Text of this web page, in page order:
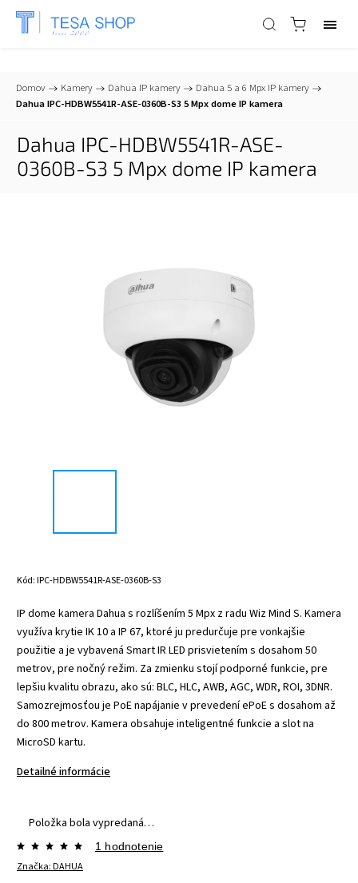
📞+421 903 553 805 info@tesa-systems.sk
Domov / Kamery / Dahua IP kamery / Dahua 5 a 6 Mpx IP kamery /
Dahua IPC-HDBW5541R-ASE-0360B-S3 5 Mpx dome IP kamera
Dahua IPC-HDBW5541R-ASE-
0360B-S3 5 Mpx dome IP kamera
Kód:IPC-HDBW5541R-ASE-0360B-S3
IP dome kamera Dahua s rozlíšením 5 Mpx z radu Wiz Mind S. Kamera
využíva krytie IK 10 a IP 67, ktoré ju predurčuje pre vonkajšie
použitie a je vybavená Smart IR LED prisvietením s dosahom 50
metrov, pre nočný režim. Za zmienku stojí podporné funkcie, pre
lepšiu kvalitu obrazu, ako sú: BLC, HLC, AWB, AGC, WDR, ROI, 3DNR.
Samozrejmosťou je PoE napájanie v prevedení ePoE s dosahom až
do 800 metrov. Kamera obsahuje inteligentné funkcie a slot na
MicroSD kartu.
Detailné informácie
Položka bola vypredaná…
Značka:DAHUA
1 hodnotenie